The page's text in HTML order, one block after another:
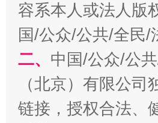
容系本人或法人版
国/公众/公共/全民
二、 中国/公众/公
（北京）有限公
链接，授权合法、